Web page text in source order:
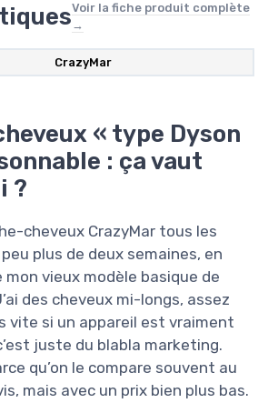
Voir la fiche produit complète
→
‎CrazyMar
« type Dyson
: ça vaut
?
cheveux CrazyMar tous les
plus de deux semaines, en
vieux modèle basique de
des cheveux mi-longs, assez
vite si un appareil est vraiment
juste du blabla marketing.
qu’on le compare souvent au
mais avec un prix bien plus bas.